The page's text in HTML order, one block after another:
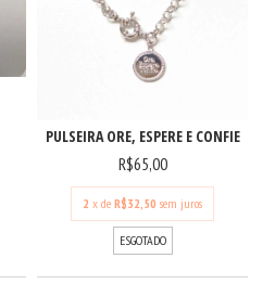
PULSEIRA ORE, ESPERE E CONFIE
R$65,00
2 x de R$32,50 sem juros
ESGOTADO